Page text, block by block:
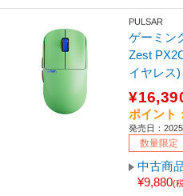
PULSAR
ゲーミン
Zest
イヤレス)
ポイント
発売日：
数量限定
中古商
¥9,880(